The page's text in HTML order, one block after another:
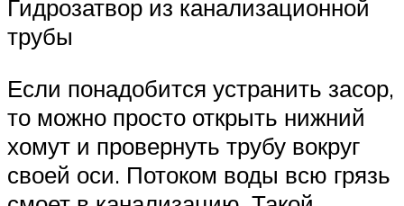
Гидрозатвор из канализационной
трубы
Если понадобится устранить засор,
то можно просто открыть нижний
хомут и провернуть трубу вокруг
своей оси. Потоком воды всю грязь